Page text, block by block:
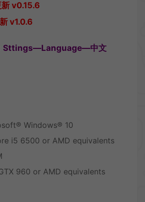
v0.15.6
v1.0.6
Sttings—Language—中文
Windows® 10
i5 6500 or AMD equivalents
960 or AMD equivalents